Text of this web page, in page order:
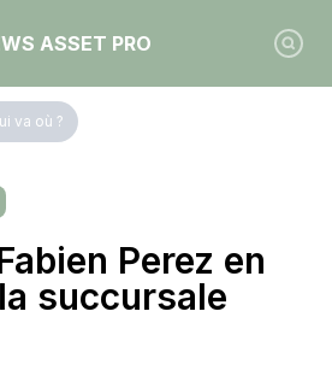
ASSET PRO
va où ?
Perez en
succursale